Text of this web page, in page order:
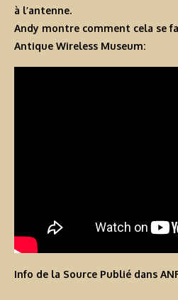
à l’antenne.
Andy montre comment cela se
Antique Wireless Museum:
Info de la Source Publié dans